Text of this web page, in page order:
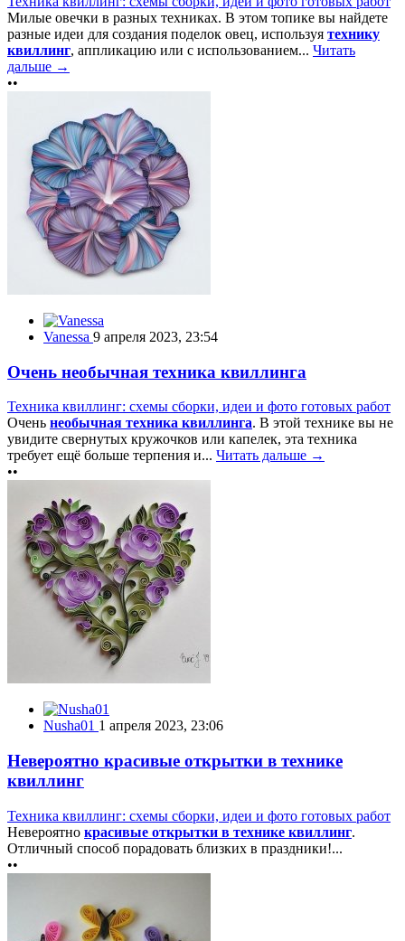
Милые овечки в разных техниках. В этом топике вы найдете
разные идеи для создания поделок овец, используя технику
квиллинг, аппликацию или с использованием... Читать
дальше →
••
Vanessa 9 апреля 2023, 23:54
Очень необычная техника квиллинга
Техника квиллинг: схемы сборки, идеи и фото готовых работ
Очень необычная техника квиллинга. В этой технике вы не
увидите свернутых кружочков или капелек, эта техника
требует ещё больше терпения и... Читать дальше →
••
Nusha01 1 апреля 2023, 23:06
Невероятно красивые открытки в технике
квиллинг
Техника квиллинг: схемы сборки, идеи и фото готовых работ
Невероятно красивые открытки в технике квиллинг.
Отличный способ порадовать близких в праздники!...
••